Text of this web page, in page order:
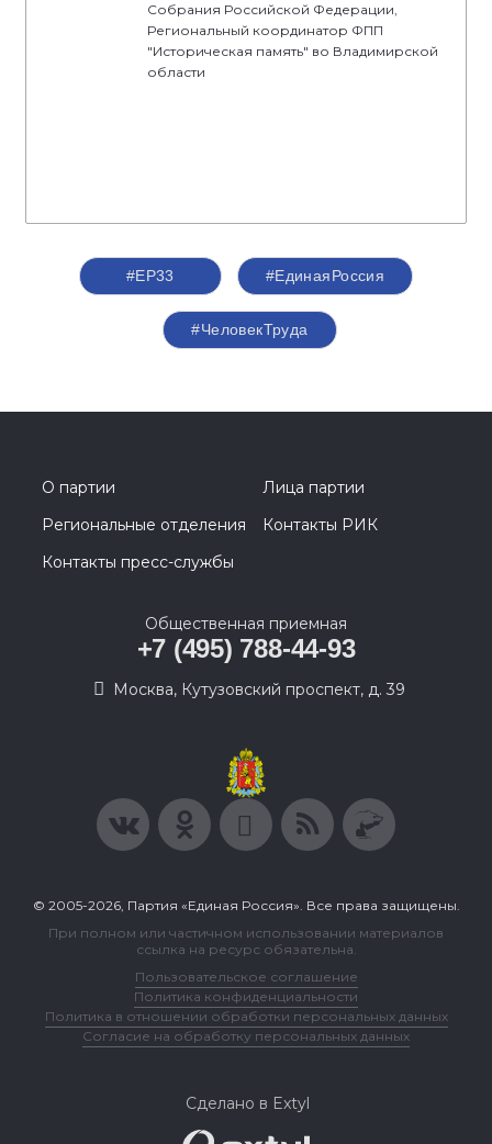
Собрания Российской Федерации,
Региональный координатор ФПП
"Историческая память" во Владимирской
области
#ЕР33 #‎ЕдинаяРоссия
#ЧеловекТруда
О партии
Лица партии
Региональные отделения
Контакты РИК
Контакты пресс-службы
Общественная приемная
+7 (495) 788-44-93
Москва, Кутузовский проспект, д. 39
© 2005-2026, Партия «Единая Россия». Все права защищены.
При полном или частичном использовании материалов
ссылка на ресурс обязательна.
Пользовательское соглашение
Политика конфиденциальности
Политика в отношении обработки персональных данных
Согласие на обработку персональных данных
Сделано в Extyl